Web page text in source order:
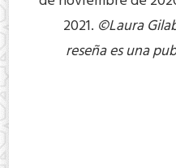
2021. ©Laura
reseña es una